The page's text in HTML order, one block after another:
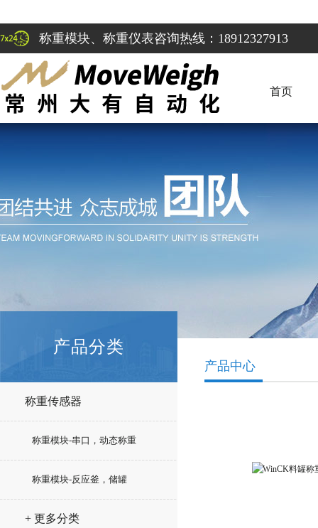
称重模块、称重仪表咨询热线：18912327913
首页
产品分类
称重传感器
称重模块-串口，动态称重
称重模块-反应釜，储罐
+ 更多分类
产品中心